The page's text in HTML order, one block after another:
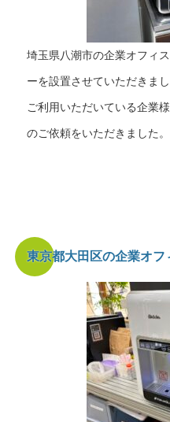
埼玉県八潮市の企業オフィ
ーを設置させていただきま
ご利用いただいている企業
のご依頼をいただきました。
東京都大田区の企業オフ